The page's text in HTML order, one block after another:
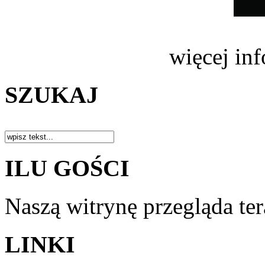
więcej
SZUKAJ
ILU GOŚCI
Naszą witrynę przegląda
LINKI